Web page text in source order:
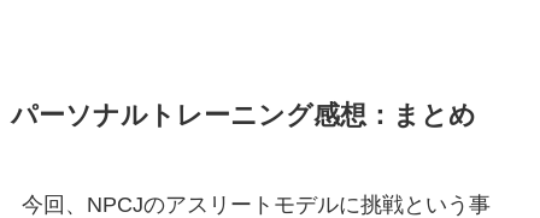
パーソナルトレーニング感想：まとめ
今回、NPCJのアスリートモデルに挑戦という事